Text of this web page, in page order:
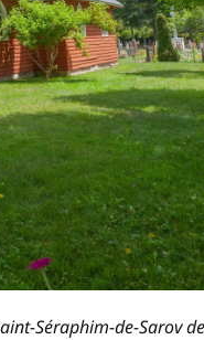
Séraphim-de-Sarov